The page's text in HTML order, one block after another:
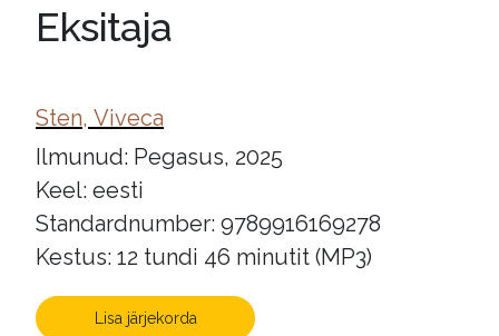
Eksitaja
Sten, Viveca
Ilmunud: Pegasus, 2025
Keel: eesti
Standardnumber: 9789916169278
Kestus: 12 tundi 46 minutit (MP3)
Lisa järjekorda